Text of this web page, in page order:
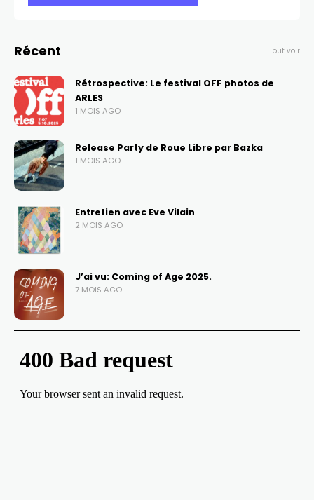
Récent Tout voir
Rétrospective: Le festival OFF photos de
ARLES
1 MOIS AGO
Release Party de Roue Libre par Bazka
1 MOIS AGO
Entretien avec Eve Vilain
2 MOIS AGO
J’ai vu: Coming of Age 2025.
7 MOIS AGO